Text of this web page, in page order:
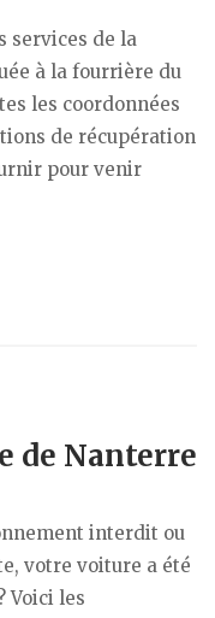
services de la
à la fourrière du
les coordonnées
de récupération
pour venir
de Nanterre
interdit ou
votre voiture a été
Voici les